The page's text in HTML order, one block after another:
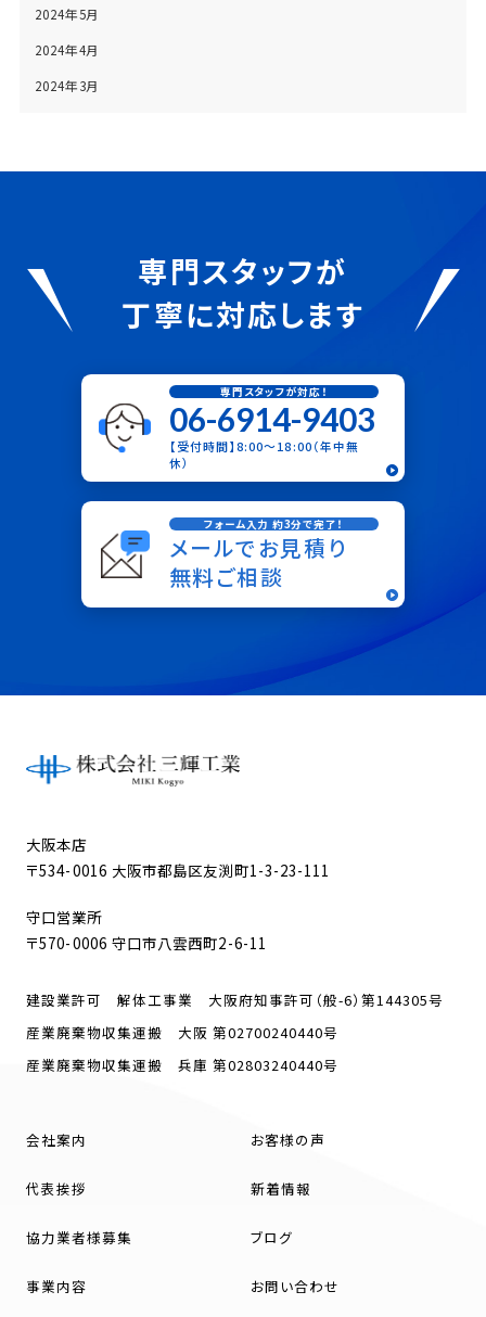
2024年5月
2024年4月
2024年3月
専門スタッフが
丁寧に対応します
専門スタッフが対応！
06-6914-9403
【受付時間】8:00〜18:00（年中無
休）
フォーム入力 約3分で完了！
メールでお見積り
無料ご相談
大阪本店
〒534-0016 大阪市都島区友渕町1-3-23-111
守口営業所
〒570-0006 守口市八雲西町2-6-11
建設業許可 解体工事業 大阪府知事許可（般-6）第144305号
産業廃棄物収集運搬 大阪 第02700240440号
産業廃棄物収集運搬 兵庫 第02803240440号
会社案内
代表挨拶
協力業者様募集
事業内容
お客様の声
新着情報
ブログ
お問い合わせ